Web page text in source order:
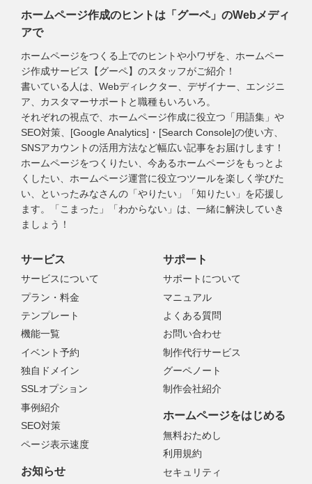
ホームページ作成のヒントは「グーペ」のWebメディ
アで
ホームページをつくる上でのヒントや小ワザを、ホームペー
ジ作成サービス【グーペ】のスタッフがご紹介！
書いている人は、Webディレクター、デザイナー、エンジニ
ア、カスタマーサポートと職種もいろいろ。
それぞれの視点で、ホームページ作成に役立つ「用語集」や
SEO対策、[Google Analytics]・[Search Console]の使い方、
SNSアカウントの活用方法など幅広い記事をお届けします！
ホームページをつくりたい、今あるホームページをもっとよ
くしたい、ホームページ運営に役立つツールを楽しく学びた
い、といったみなさんの「やりたい」「知りたい」を応援し
ます。「こまった」「わからない」は、一緒に解決していき
ましょう！
サービス
サービスについて
プラン・料金
テンプレート
機能一覧
イベント予約
独自ドメイン
SSLオプション
事例紹介
SEO対策
ページ表示速度
サポート
サポートについて
マニュアル
よくある質問
お問い合わせ
制作代行サービス
グーペノート
制作会社紹介
お知らせ
ホームページをはじめる
無料おためし
利用規約
セキュリティ